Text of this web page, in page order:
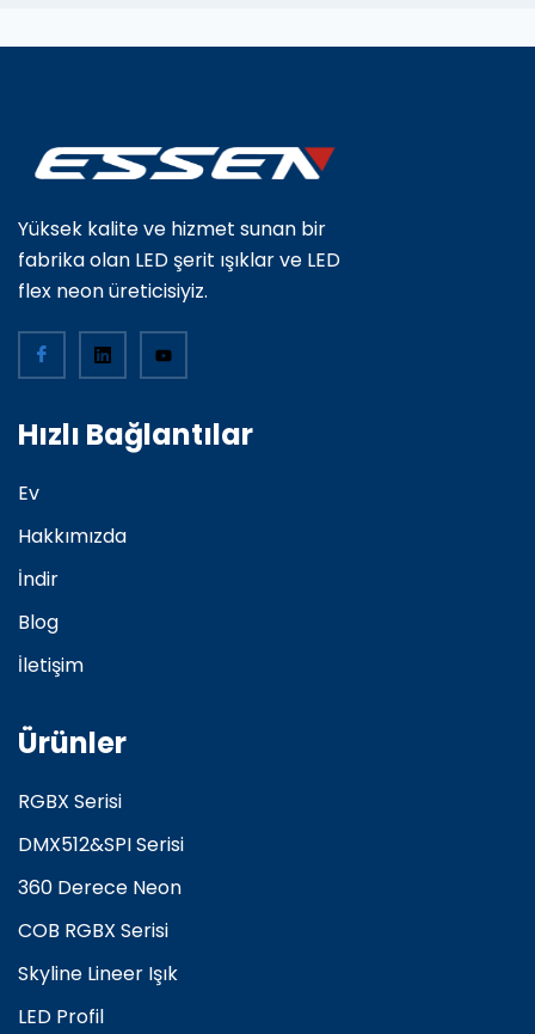
Yüksek kalite ve hizmet sunan bir
fabrika olan LED şerit ışıklar ve LED
flex neon üreticisiyiz.
Hızlı Bağlantılar
Ev
Hakkımızda
İndir
Blog
İletişim
Ürünler
RGBX Serisi
DMX512&SPI Serisi
360 Derece Neon
COB RGBX Serisi
Skyline Lineer Işık
LED Profil